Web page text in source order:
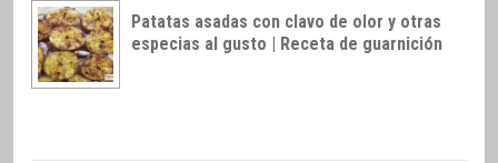
Patatas asadas con clavo de olor y otras
especias al gusto | Receta de guarnición